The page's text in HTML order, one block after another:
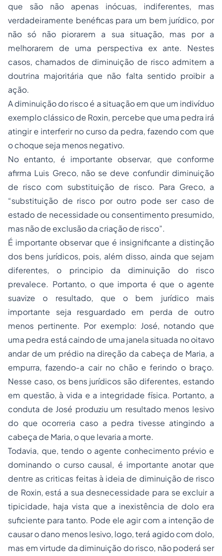
que são não apenas inócuas, indiferentes, mas
verdadeiramente benéficas para um bem jurídico, por
não só não piorarem a sua situação, mas por a
melhorarem de uma perspectiva ex ante. Nestes
casos, chamados de diminuição de risco admitem a
doutrina majoritária que não falta sentido proibir a
ação.
A diminuição do risco é a situação em que um indivíduo
exemplo clássico de Roxin, percebe que uma pedra irá
atingir e interferir no curso da pedra, fazendo com que
o choque seja menos negativo.
No entanto, é importante observar, que conforme
afirma Luis Greco, não se deve confundir diminuição
de risco com substituição de risco. Para Greco, a
“substituição de risco por outro pode ser caso de
estado de necessidade ou consentimento presumido,
mas não de exclusão da criação de risco”.
É importante observar que é insignificante a distinção
dos bens jurídicos, pois, além disso, ainda que sejam
diferentes, o principio da diminuição do risco
prevalece. Portanto, o que importa é que o agente
suavize o resultado, que o bem jurídico mais
importante seja resguardado em perda de outro
menos pertinente. Por exemplo: José, notando que
uma pedra está caindo de uma janela situada no oitavo
andar de um prédio na direção da cabeça de Maria, a
empurra, fazendo-a cair no chão e ferindo o braço.
Nesse caso, os bens jurídicos são diferentes, estando
em questão, à vida e a integridade física. Portanto, a
conduta de José produziu um resultado menos lesivo
do que ocorreria caso a pedra tivesse atingindo a
cabeça de Maria, o que levaria a morte.
Todavia, que, tendo o agente conhecimento prévio e
dominando o curso causal, é importante anotar que
dentre as criticas feitas à ideia de diminuição de risco
de Roxin, está a sua desnecessidade para se excluir a
tipicidade, haja vista que a inexistência de dolo era
suficiente para tanto. Pode ele agir com a intenção de
causar o dano menos lesivo, logo, terá agido com dolo,
mas em virtude da diminuição do risco, não poderá ser